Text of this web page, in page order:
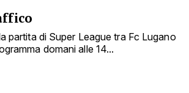
partita di Super League tra Fc Lugano
domani alle 14...